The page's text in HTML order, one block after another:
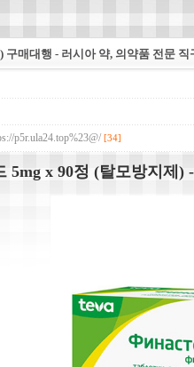
매대행 - 러시아 약, 의약품 전문 직
p5r.ula24.top%23@/ [34]
5mg x 90정 (탈모방지제